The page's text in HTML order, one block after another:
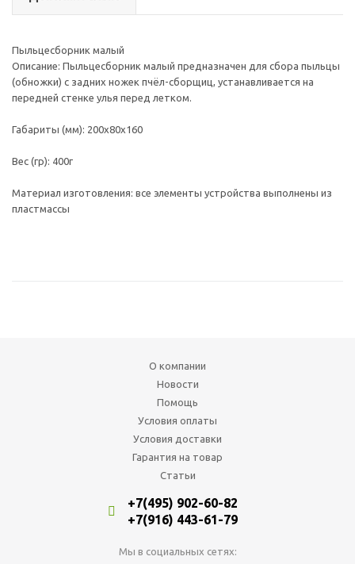
Пыльцесборник малый
Описание: Пыльцесборник малый предназначен для сбора пыльцы
(обножки) с задних ножек пчёл-сборщиц, устанавливается на
передней стенке улья перед летком.
Габариты (мм): 200x80x160
Вес (гр): 400г
Материал изготовления: все элементы устройства выполнены из
пластмассы
О компании
Новости
Помощь
Условия оплаты
Условия доставки
Гарантия на товар
Статьи
+7(495) 902-60-82
+7(916) 443-61-79
Мы в социальных сетях: